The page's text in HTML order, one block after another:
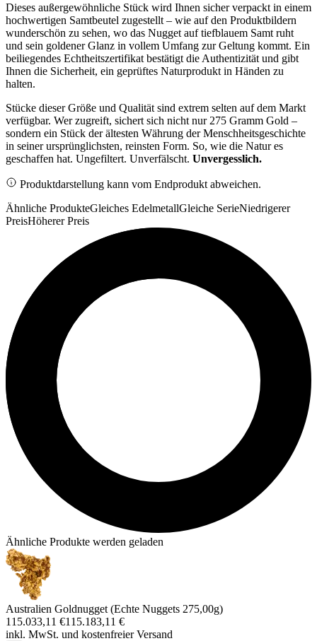
Dieses außergewöhnliche Stück wird Ihnen sicher verpackt in einem
hochwertigen Samtbeutel zugestellt – wie auf den Produktbildern
wunderschön zu sehen, wo das Nugget auf tiefblauem Samt ruht
und sein goldener Glanz in vollem Umfang zur Geltung kommt. Ein
beiliegendes Echtheitszertifikat bestätigt die Authentizität und gibt
Ihnen die Sicherheit, ein geprüftes Naturprodukt in Händen zu
halten.
Stücke dieser Größe und Qualität sind extrem selten auf dem Markt
verfügbar. Wer zugreift, sichert sich nicht nur 275 Gramm Gold –
sondern ein Stück der ältesten Währung der Menschheitsgeschichte
in seiner ursprünglichsten, reinsten Form. So, wie die Natur es
geschaffen hat. Ungefiltert. Unverfälscht. Unvergesslich.
Produktdarstellung kann vom Endprodukt abweichen.
Ähnliche ProdukteGleiches EdelmetallGleiche SerieNiedrigerer
PreisHöherer Preis
Ähnliche Produkte werden geladen
Australien Goldnugget (Echte Nuggets 275,00g)
115.033,11 €115.183,11 €
inkl. MwSt. und kostenfreier Versand